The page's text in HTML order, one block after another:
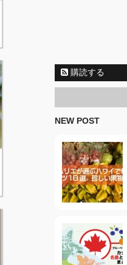
購読する
NEW POST